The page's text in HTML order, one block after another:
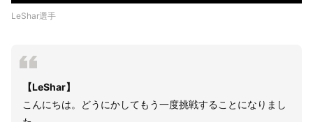
LeShar選手
【LeShar】
こんにちは。どうにかしてもう一度挑戦することになりまし